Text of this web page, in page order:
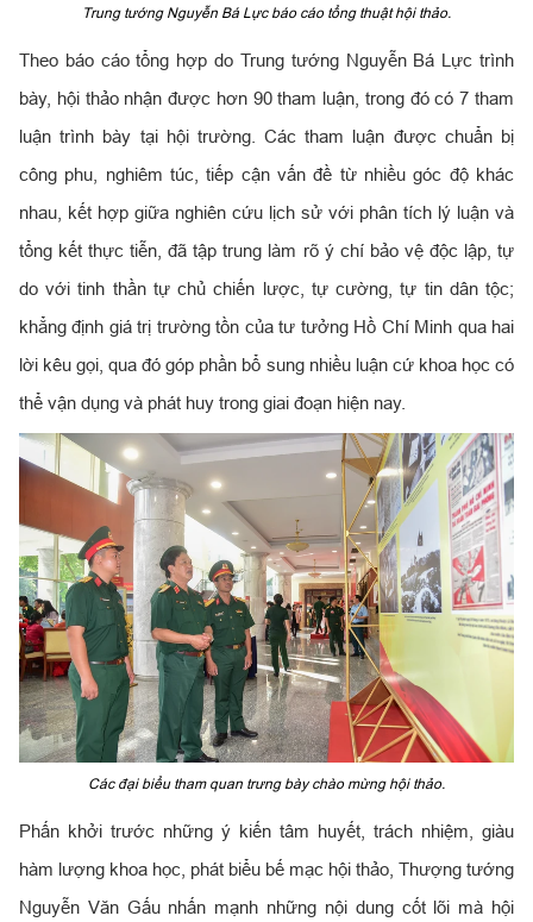
Trung tướng Nguyễn Bá Lực báo cáo tổng thuật hội thảo.
Theo báo cáo tổng hợp do Trung tướng Nguyễn Bá Lực trình
bày, hội thảo nhận được hơn 90 tham luận, trong đó có 7 tham
luận trình bày tại hội trường. Các tham luận được chuẩn bị
công phu, nghiêm túc, tiếp cận vấn đề từ nhiều góc độ khác
nhau, kết hợp giữa nghiên cứu lịch sử với phân tích lý luận và
tổng kết thực tiễn, đã tập trung làm rõ ý chí bảo vệ độc lập, tự
do với tinh thần tự chủ chiến lược, tự cường, tự tin dân tộc;
khẳng định giá trị trường tồn của tư tưởng Hồ Chí Minh qua hai
lời kêu gọi, qua đó góp phần bổ sung nhiều luận cứ khoa học có
thể vận dụng và phát huy trong giai đoạn hiện nay.
Các đại biểu tham quan trưng bày chào mừng hội thảo.
Phấn khởi trước những ý kiến tâm huyết, trách nhiệm, giàu
hàm lượng khoa học, phát biểu bế mạc hội thảo, Thượng tướng
Nguyễn Văn Gấu nhấn mạnh những nội dung cốt lõi mà hội